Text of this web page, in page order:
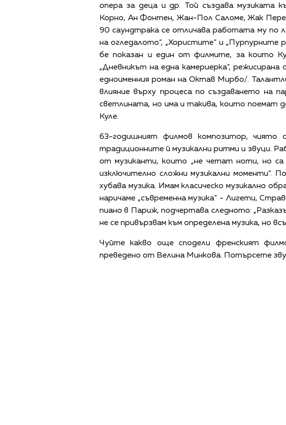
опера за деца и др. Той създава музиката
Корно, Ан Фонтен, Жан-Пол Саломе, Жак
90 саундтрака се отличава работата му по
на огледалото“, „Хористите“ и „Пурпурните
бе показан и един от филмите, за които
„Дневникът на една камериерка“,
едноименния роман на Октав Мирбо/.
влияние върху процеса по създаването на
светлината, но има и такива, които поемат
Куле.
63-годишният филмов композитор, чиято
традиционните й музикални ритми и звуци.
от музиканти, които „не четат ноти, но са
изключително сложни музикални моменти”.
хубава музика. Имам класическо музикално
наричаме „съвременна музика” - Лигети,
пиано в Париж, подчертава следното:
не се привързвам към определена музика, но
Чуйте какво още сподели френският
преведено от Велина Минкова. Потърсете